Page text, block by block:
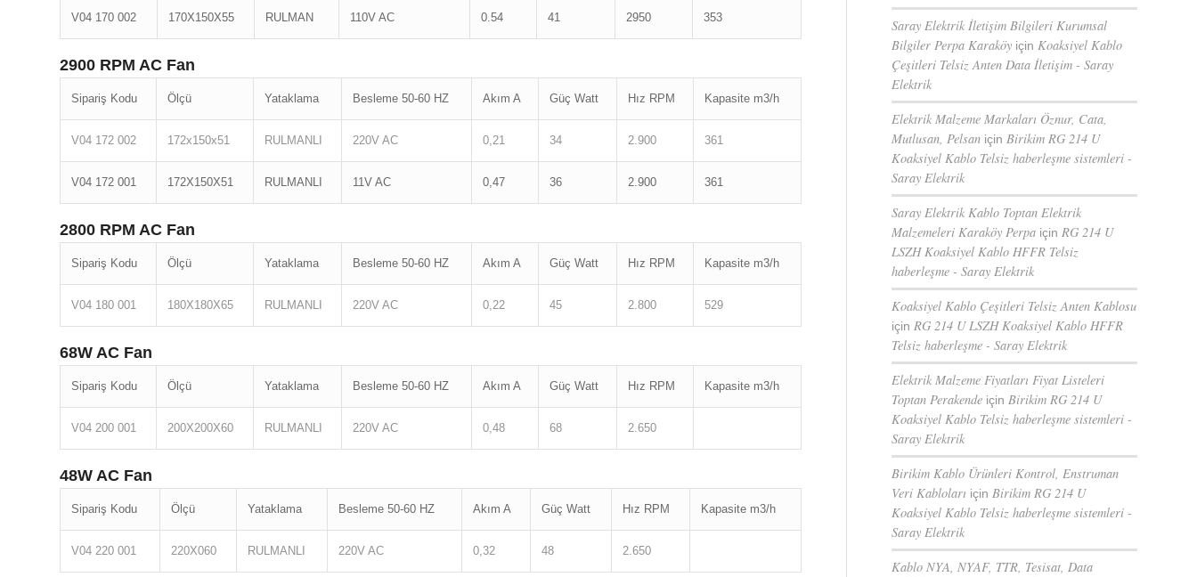
V04 170 002 170X150X55 RULMAN 110V AC 0.54 41 2950 353
2900 RPM AC Fan
Sipariş Kodu Ölçü Yataklama Besleme 50-60 HZ Akım A Güç Watt Hız RPM Kapasite m3/h
V04 172 002 172x150x51 RULMANLI 220V AC 0,21 34 2.900 361
V04 172 001 172X150X51 RULMANLI 11V AC 0,47 36 2.900 361
2800 RPM AC Fan
Sipariş Kodu Ölçü Yataklama Besleme 50-60 HZ Akım A Güç Watt Hız RPM Kapasite m3/h
V04 180 001 180X180X65 RULMANLI 220V AC 0,22 45 2.800 529
68W AC Fan
Sipariş Kodu Ölçü Yataklama Besleme 50-60 HZ Akım A Güç Watt Hız RPM Kapasite m3/h
V04 200 001 200X200X60 RULMANLI 220V AC 0,48 68 2.650
48W AC Fan
Sipariş Kodu Ölçü Yataklama Besleme 50-60 HZ Akım A Güç Watt Hız RPM Kapasite m3/h
V04 220 001 220X060 RULMANLI 220V AC 0,32 48 2.650
Saray Elektrik İletişim Bilgileri Kurumsal
Bilgiler Perpa Karaköy için Koaksiyel Kablo
Çeşitleri Telsiz Anten Data İletişim - Saray
Elektrik
Elektrik Malzeme Markaları Öznur, Cata,
Mutlusan, Pelsan için Birikim RG 214 U
Koaksiyel Kablo Telsiz haberleşme sistemleri -
Saray Elektrik
Saray Elektrik Kablo Toptan Elektrik
Malzemeleri Karaköy Perpa için RG 214 U
LSZH Koaksiyel Kablo HFFR Telsiz
haberleşme - Saray Elektrik
Koaksiyel Kablo Çeşitleri Telsiz Anten Kablosu
için RG 214 U LSZH Koaksiyel Kablo HFFR
Telsiz haberleşme - Saray Elektrik
Elektrik Malzeme Fiyatları Fiyat Listeleri
Toptan Perakende için Birikim RG 214 U
Koaksiyel Kablo Telsiz haberleşme sistemleri -
Saray Elektrik
Birikim Kablo Ürünleri Kontrol, Enstruman
Veri Kabloları için Birikim RG 214 U
Koaksiyel Kablo Telsiz haberleşme sistemleri -
Saray Elektrik
Kablo NYA, NYAF, TTR, Tesisat, Data